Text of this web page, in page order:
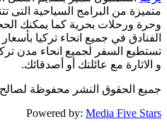
متميزة من البرامج السياحية
وحرة ورحلات بحرية كما يمكنك
الفنادق في جميع انحاء تركيا
تستطيع السفر لجميع انحاء مدن
و الاثارة مع عائلتك أو أصدقائك.
جميع الحقوق النشر محفوظة لصالح
Powered by: Media Five Stars